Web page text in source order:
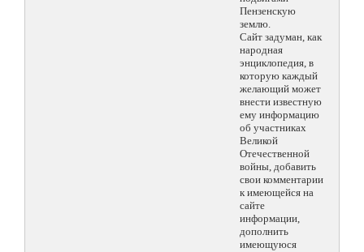
Пензенскую
землю.
Сайт задуман, как
народная
энциклопедия, в
которую каждый
желающий может
внести известную
ему информацию
об участниках
Великой
Отечественной
войны, добавить
свои комментарии
к имеющейся на
сайте
информации,
дополнить
имеющуюся